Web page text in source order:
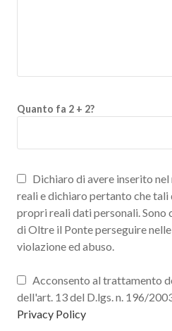
Quanto fa 2 + 2?
Dichiaro di avere inserito
reali e dichiaro pertanto che
propri reali dati personali. Sono
di Oltre il Ponte perseguire
violazione ed abuso.
Acconsento al trattamento
dell'art. 13 del D.lgs. n. 196/
Privacy Policy